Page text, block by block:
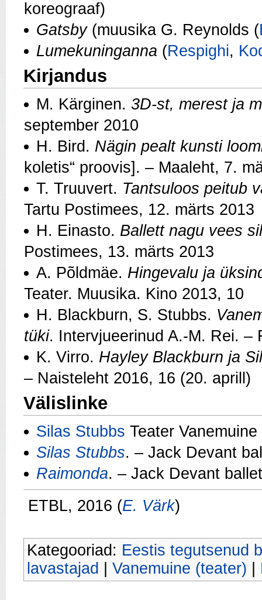
koreograaf)
Gatsby(muusika G. Reynolds (
Lumekuninganna (Respighi,
Kirjandus
M. Kärginen. 3D-st, merest ja
september 2010
H. Bird. Nägin pealt kunsti
koletis“ proovis]. – Maaleht, 7.
T. Truuvert. Tantsuloos peitub
Tartu Postimees, 12. märts 2013
H. Einasto. Ballett nagu vees
Postimees, 13. märts 2013
A. Põldmäe. Hingevalu ja
Teater. Muusika. Kino 2013, 10
H. Blackburn, S. Stubbs.
tüki. Intervjueerinud A.-M. Rei. –
K. Virro. Hayley Blackburn ja
– Naisteleht 2016, 16 (20. aprill)
Välislinke
Silas Stubbs Teater
Silas Stubbs. – Jack Devant
Raimonda. – Jack Devant
ETBL, 2016 (E. Värk)
Kategooriad: Eestis tegutsenud
lavastajad
Vanemuine (teater)